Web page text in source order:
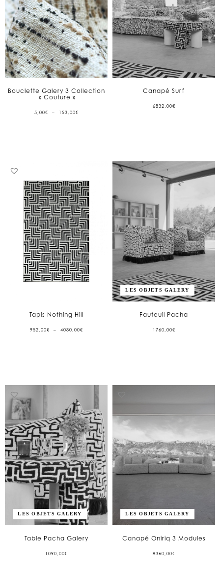
Bouclette Galery 3 Collection
» Couture »
5,00€ – 153,00€PLAGE
DE
Canapé Surf
6832,00€
Tapis Nothing Hill
952,00€ – 4080,00€PLAGE
DE
LES OBJETS GALERY
Fauteuil Pacha
1760,00€
LES OBJETS GALERY
Table Pacha Galery
1090,00€
LES OBJETS GALERY
Canapé Oniriq 3 Modules
8360,00€